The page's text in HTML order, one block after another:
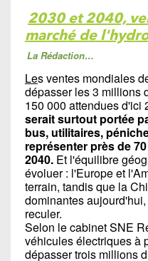
2030 et 2040,
marché de
La Rédaction…
Les ventes mondiales
dépasser les 3 millions
150 000 attendues d'ici
serait surtout portée
bus, utilitaires,
représenter près de
2040. Et l'équilibre
évoluer : l'Europe et
terrain, tandis que la
dominantes
reculer.
Selon le cabinet SNE
véhicules électriques à
dépasser trois millions